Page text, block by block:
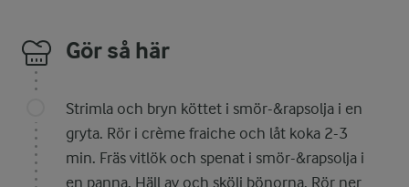
Gör så här
Strimla och bryn köttet i smör-&rapsolja i en
gryta. Rör i crème fraiche och låt koka 2-3
min. Fräs vitlök och spenat i smör-&rapsolja i
en panna. Häll av och skölj bönorna. Rör ner